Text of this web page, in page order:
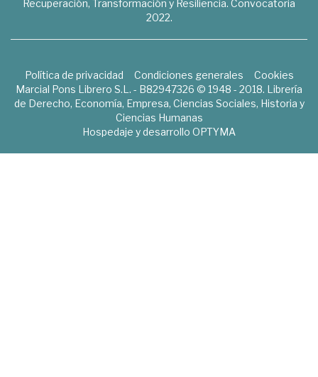
Recuperación, Transformación y Resiliencia. Convocatoria
2022.
Política de privacidad Condiciones generales
Cookies
Marcial Pons Librero S.L. - B82947326 © 1948 - 2018. Librería
de Derecho, Economía, Empresa, Ciencias Sociales, Historia y
Ciencias Humanas
Hospedaje y desarrollo OPTYMA